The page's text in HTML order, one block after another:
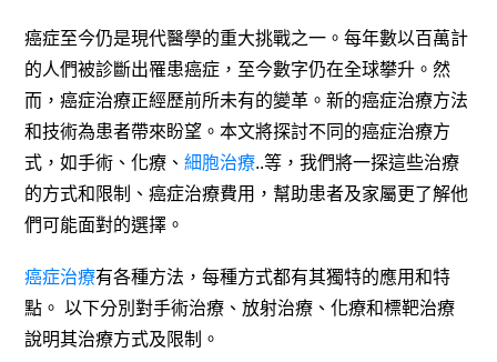
癌症至今仍是現代醫學的重大挑戰之一。每年數以百萬計
的人們被診斷出罹患癌症，至今數字仍在全球攀升。然
而，癌症治療正經歷前所未有的變革。新的癌症治療方法
和技術為患者帶來盼望。本文將探討不同的癌症治療方
式，如手術、化療、細胞治療..等，我們將一探這些治療
的方式和限制、癌症治療費用，幫助患者及家屬更了解他
們可能面對的選擇。
癌症治療有各種方法，每種方式都有其獨特的應用和特
點。 以下分別對手術治療、放射治療、化療和標靶治療
說明其治療方式及限制。